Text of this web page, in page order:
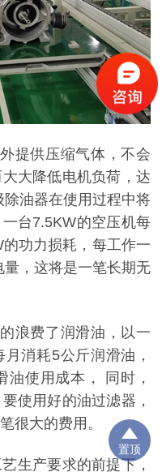
提供压缩气体，不会
大降低电机负荷，达
油器在使用过程中将
台7.5KW的空压机每
功力损耗，每工作一
，这将是一笔长期无
浪费了润滑油，以一
消耗5公斤润滑油，
油使用成本， 同时，
使用好的油过滤器，
很大的费用。
生产要求的前提下，
置顶